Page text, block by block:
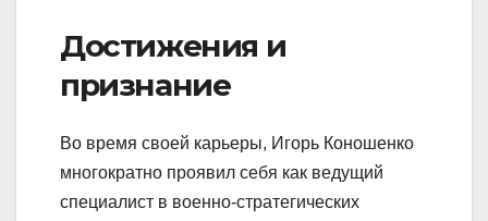
Достижения и
признание
Во время своей карьеры, Игорь Коношенко
многократно проявил себя как ведущий
специалист в военно-стратегических